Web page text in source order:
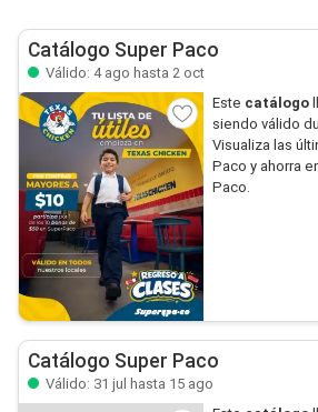
Catálogo Super Paco
Válido: 4 ago hasta 2 oct
Este catálogo
siendo válido
Visualiza las
Paco y ahorra
Paco.
Catálogo Super Paco
Válido: 31 jul hasta 15 ago